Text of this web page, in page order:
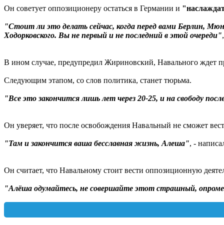
Он советует оппозиционеру остаться в Германии и
"Стоит ли это делать сейчас, когда перед вами Берлин,
Ходорковского. Вы не первый и не последний в этой очереди"
В ином случае, предупредил Жириновский, Навального ждет
Следующим этапом, со слов политика, станет тюрьма.
"Все это закончится лишь лет через 20-25, и на свободу
Он уверяет, что после освобождения Навальный не сможет
"Там и закончится ваша бесславная жизнь, Алеша", -
Он считает, что Навальному стоит вести оппозиционную
"Алёша одумайтесь, не совершайте этот страшный,